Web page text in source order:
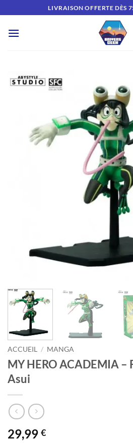
au
contenu
LIVRAISON OFFERTE DÈS
ACCUEIL / MANGA
MY HERO ACADEMIA –
Asui
29,99 €